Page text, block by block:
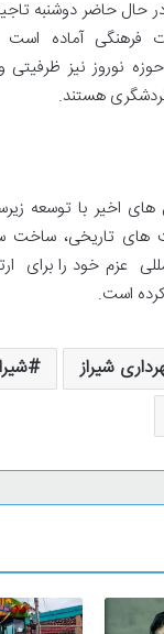
حال حاضر دوشنبه
فرهنگی آماده
نوروز نیز ظرفیتی
هستند.
های اخیر با توسعه
های تاریخی، ساخت
عزم خود را برای
است.
شیراز